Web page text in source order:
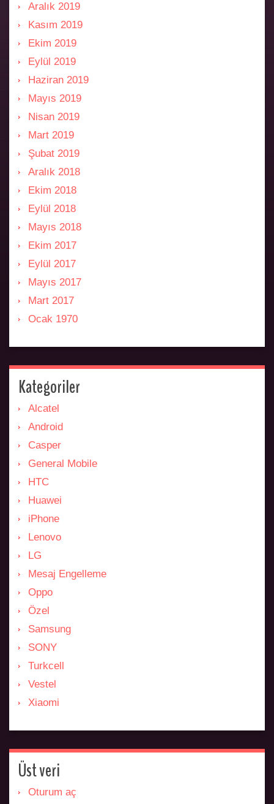
Aralık 2019
Kasım 2019
Ekim 2019
Eylül 2019
Haziran 2019
Mayıs 2019
Nisan 2019
Mart 2019
Şubat 2019
Aralık 2018
Ekim 2018
Eylül 2018
Mayıs 2018
Ekim 2017
Eylül 2017
Mayıs 2017
Mart 2017
Ocak 1970
Kategoriler
Alcatel
Android
Casper
General Mobile
HTC
Huawei
iPhone
Lenovo
LG
Mesaj Engelleme
Oppo
Özel
Samsung
SONY
Turkcell
Vestel
Xiaomi
Üst veri
Oturum aç